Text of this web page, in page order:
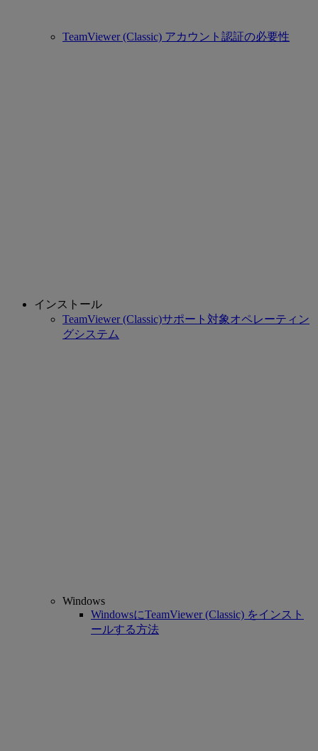
TeamViewer (Classic) アカウント認証の必要性
インストール
TeamViewer (Classic)サポート対象オペレーティン
グシステム
Windows
WindowsにTeamViewer (Classic) をインスト
ールする方法